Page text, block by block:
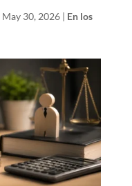
May 30, 2026| En los